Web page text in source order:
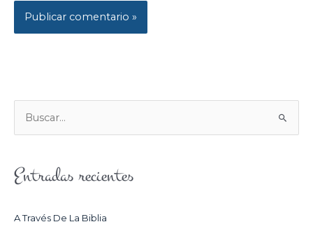
U
C
Entradas recientes
A Través De La Biblia